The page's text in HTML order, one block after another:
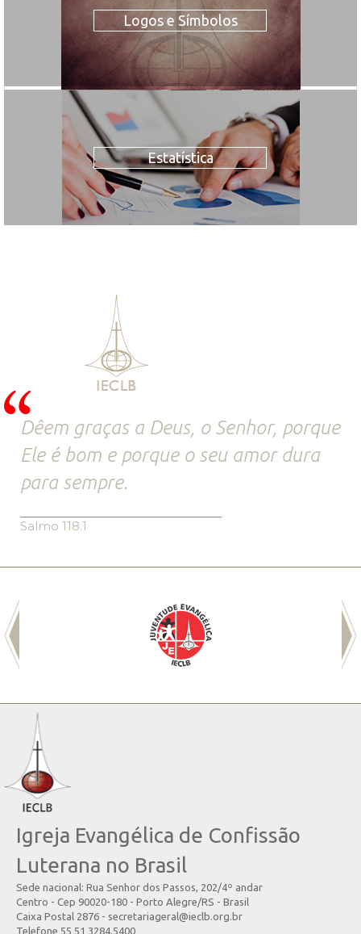
Logos e Símbolos
Estatística
Dêem graças a Deus, o Senhor, porque
Ele é bom e porque o seu amor dura
para sempre.
Salmo 118.1
Igreja Evangélica de Confissão
Luterana no Brasil
Sede nacional: Rua Senhor dos Passos, 202/4º andar
Centro - Cep 90020-180 - Porto Alegre/RS - Brasil
Caixa Postal 2876 - secretariageral@ieclb.org.br
Telefone 55 51 3284.5400